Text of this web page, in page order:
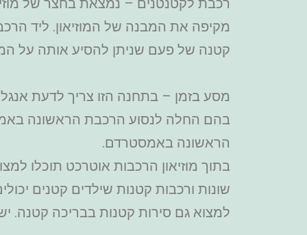
מקיפה את המבנה של המוזיאון. ליד
קטנה של פעם שניתן להסיע אותה על
מסע בזמן – בתחנה הזו צריך לדעת
בהם החלה לנסוע הרכבת הראשונה
הראשונה באמסטרדם.
בתוך מוזיאון הרכבות אוטרכט תוכלו
שונות ורכבות קטנות שילדים קטנים
למצוא גם סירות קטנות בבריכה קטנה. יש